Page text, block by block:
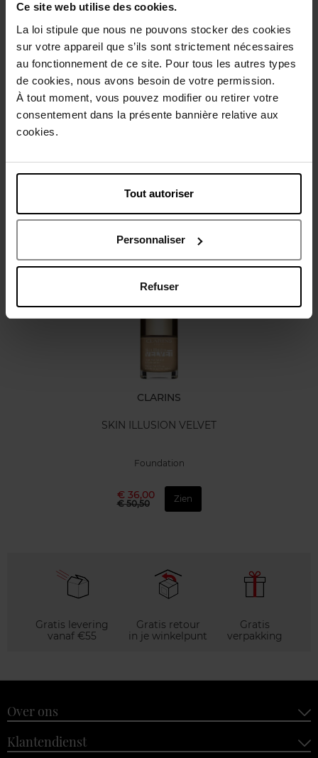
Ce site web utilise des cookies.
La loi stipule que nous ne pouvons stocker des cookies
sur votre appareil que s’ils sont strictement nécessaires
au fonctionnement de ce site. Pour tous les autres types
de cookies, nous avons besoin de votre permission.
À tout moment, vous pouvez modifier ou retirer votre
consentement dans la présente bannière relative aux
cookies.
Tout autoriser
Personnaliser
Refuser
Beschrijving
Gebruiksadvies
Karakteristieken
Review
Nog iets vergeten ?
CLARINS
SKIN ILLUSION VELVET
Foundation
€ 36,00
€ 50,50 Zien
Gratis levering
vanaf €55
Gratis retour
in je winkelpunt
Gratis
verpakking
Over ons
Klantendienst